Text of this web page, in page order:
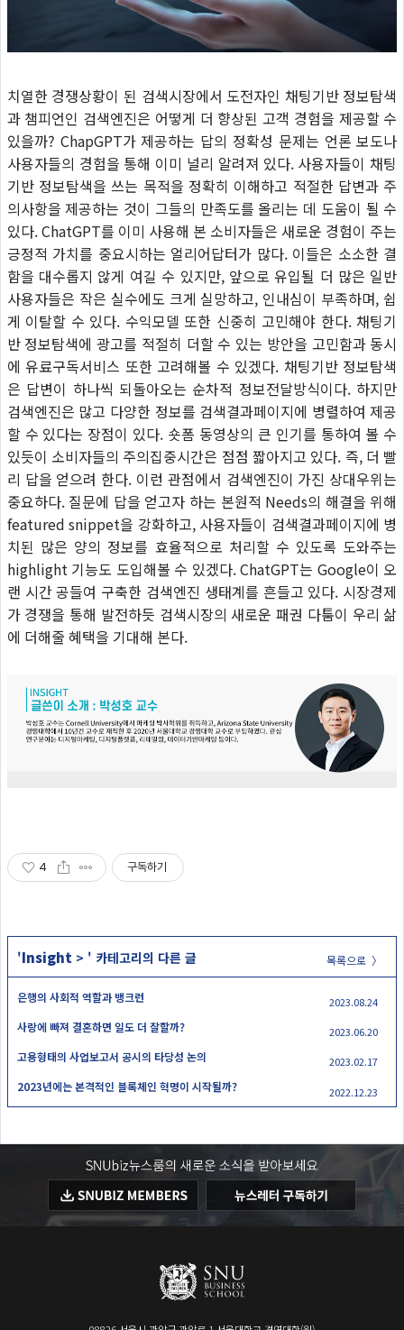
치열한 경쟁상황이 된 검색시장에서 도전자인 채팅기반 정보탐색
과 챔피언인 검색엔진은 어떻게 더 향상된 고객 경험을 제공할 수
있을까? ChapGPT가 제공하는 답의 정확성 문제는 언론 보도나
사용자들의 경험을 통해 이미 널리 알려져 있다. 사용자들이 채팅
기반 정보탐색을 쓰는 목적을 정확히 이해하고 적절한 답변과 주
의사항을 제공하는 것이 그들의 만족도를 올리는 데 도움이 될 수
있다. ChatGPT를 이미 사용해 본 소비자들은 새로운 경험이 주는
긍정적 가치를 중요시하는 얼리어답터가 많다. 이들은 소소한 결
함을 대수롭지 않게 여길 수 있지만, 앞으로 유입될 더 많은 일반
사용자들은 작은 실수에도 크게 실망하고, 인내심이 부족하며, 쉽
게 이탈할 수 있다. 수익모델 또한 신중히 고민해야 한다. 채팅기
반 정보탐색에 광고를 적절히 더할 수 있는 방안을 고민함과 동시
에 유료구독서비스 또한 고려해볼 수 있겠다. 채팅기반 정보탐색
은 답변이 하나씩 되돌아오는 순차적 정보전달방식이다. 하지만
검색엔진은 많고 다양한 정보를 검색결과페이지에 병렬하여 제공
할 수 있다는 장점이 있다. 숏폼 동영상의 큰 인기를 통하여 볼 수
있듯이 소비자들의 주의집중시간은 점점 짧아지고 있다. 즉, 더 빨
리 답을 얻으려 한다. 이런 관점에서 검색엔진이 가진 상대우위는
중요하다. 질문에 답을 얻고자 하는 본원적 Needs의 해결을 위해
featured snippet을 강화하고, 사용자들이 검색결과페이지에 병
치된 많은 양의 정보를 효율적으로 처리할 수 있도록 도와주는
highlight 기능도 도입해볼 수 있겠다. ChatGPT는 Google이 오
랜 시간 공들여 구축한 검색엔진 생태계를 흔들고 있다. 시장경제
가 경쟁을 통해 발전하듯 검색시장의 새로운 패권 다툼이 우리 삶
에 더해줄 혜택을 기대해 본다.
4 구독하기
목록으로 〉
'Insight > ' 카테고리의 다른 글
은행의 사회적 역할과 뱅크런 2023.08.24
사랑에 빠져 결혼하면 일도 더 잘할까? 2023.06.20
고용형태의 사업보고서 공시의 타당성 논의 2023.02.17
2023년에는 본격적인 블록체인 혁명이 시작될까? 2022.12.23